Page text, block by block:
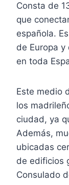
Consta de
que
española.
de Europa
en toda
Este medio
los
ciudad, ya
Además,
ubicadas
de edificios
Consulado